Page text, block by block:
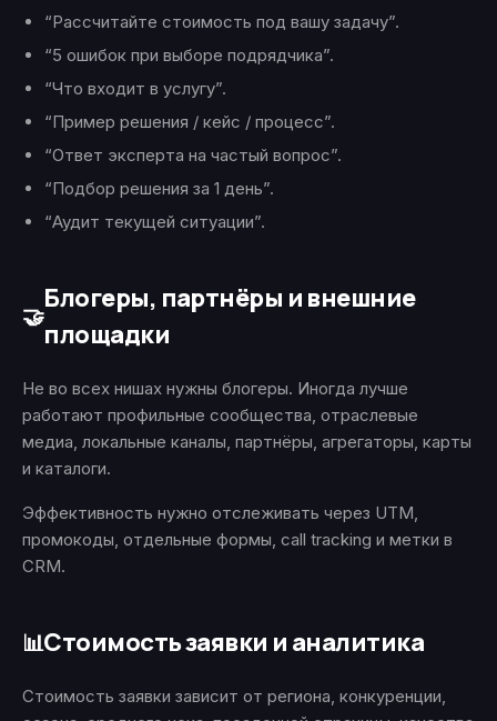
“Рассчитайте стоимость под вашу задачу”.
“5 ошибок при выборе подрядчика”.
“Что входит в услугу”.
“Пример решения / кейс / процесс”.
“Ответ эксперта на частый вопрос”.
“Подбор решения за 1 день”.
“Аудит текущей ситуации”.
🤝
Блогеры, партнёры и внешние
площадки
Не во всех нишах нужны блогеры. Иногда лучше
работают профильные сообщества, отраслевые
медиа, локальные каналы, партнёры, агрегаторы, карты
и каталоги.
Эффективность нужно отслеживать через UTM,
промокоды, отдельные формы, call tracking и метки в
CRM.
📊Стоимость заявки и аналитика
Стоимость заявки зависит от региона, конкуренции,